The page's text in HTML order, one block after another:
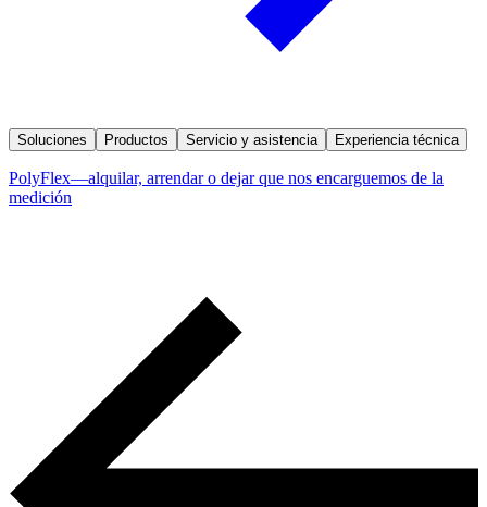
Soluciones Productos Servicio y asistencia Experiencia técnica
PolyFlex—alquilar, arrendar o dejar que nos encarguemos de la
medición